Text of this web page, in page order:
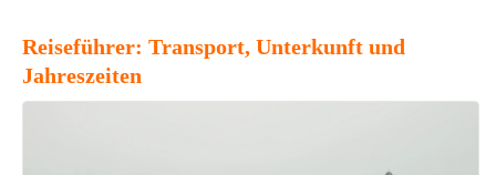
Reiseführer: Transport, Unterkunft und
Jahreszeiten